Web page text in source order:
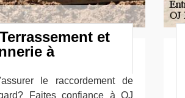
et
à
le raccordement de
Faites confiance à OJ